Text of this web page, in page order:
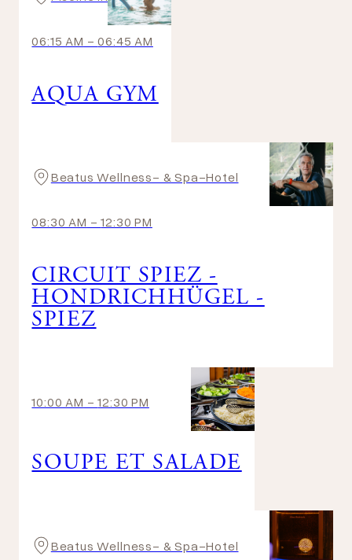
06:15 AM -06:45 AM
AQUA GYM
Beatus Wellness- & Spa-Hotel
08:30 AM -12:30 PM
CIRCUIT SPIEZ -
HONDRICHHÜGEL -
SPIEZ
10:00 AM -12:30 PM
SOUPE ET SALADE
Beatus Wellness- & Spa-Hotel